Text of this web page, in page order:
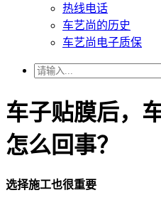
热线电话
车艺尚的历史
车艺尚电子质保
车子贴膜后，
怎么回事？
选择施工也很重要